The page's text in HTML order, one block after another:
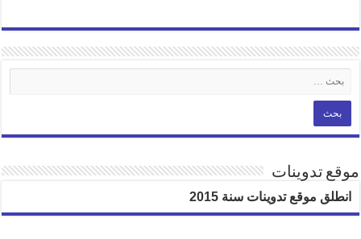
موقع تدوينات
انطلق موقع تدوينات سنة 2015